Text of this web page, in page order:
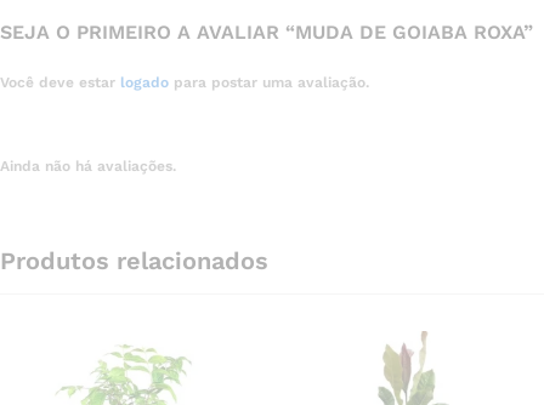
SEJA O PRIMEIRO A AVALIAR “MUDA DE GOIABA ROXA”
Você deve estar logado para postar uma avaliação.
Ainda não há avaliações.
Produtos relacionados